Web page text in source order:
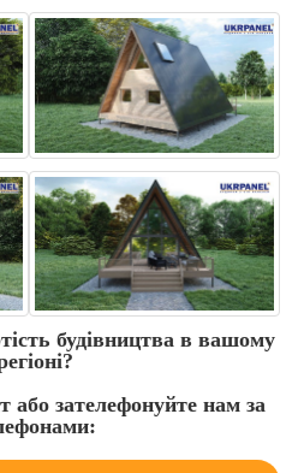
будівництва в вашому
або зателефонуйте нам за